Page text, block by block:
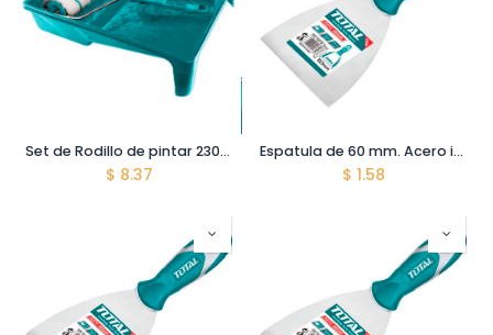
Set de Rodillo de pintar 230mm/9" y bandeja . 40.5*30*7.5 cm. Alta calidad
$ 8.37
Espatula de 60 mm. Acero inoxidable. Mango comodo
$ 1.58